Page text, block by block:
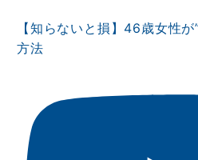
【知らないと損】46歳女性
方法